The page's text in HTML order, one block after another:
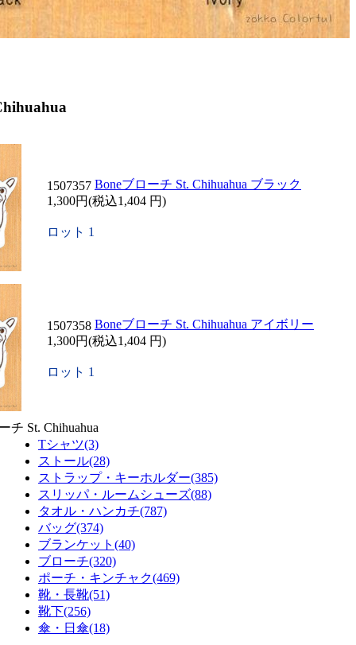
1507357 Boneブローチ St. Chihuahua ブラック
1,300円(税込1,404 円)
ロット 1
1507358 Boneブローチ St. Chihuahua アイボリー
1,300円(税込1,404 円)
ロット 1
チ St. Chihuahua
Tシャツ(3)
ストール(28)
ストラップ・キーホルダー(385)
スリッパ・ルームシューズ(88)
タオル・ハンカチ(787)
バッグ(374)
ブランケット(40)
ブローチ(320)
ポーチ・キンチャク(469)
靴・長靴(51)
靴下(256)
傘・日傘(18)